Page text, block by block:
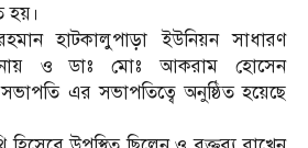
হয়।
হাটকালুপাড়া ইউনিয়ন সাধারণ
ও ডাঃ মোঃ আকরাম হোসেন
এর সভাপতিত্বে অনুষ্ঠিত হয়েছে